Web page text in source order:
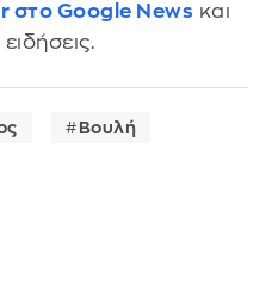
στο Google News και
Βουλή